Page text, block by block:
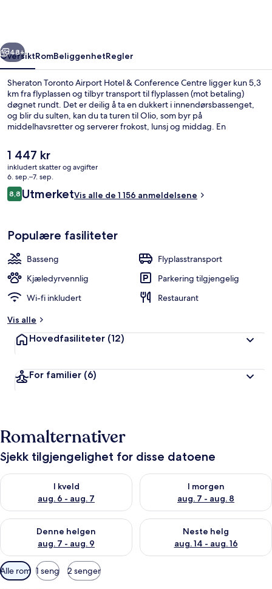
Centre
Neste
48+
OversiktRomBeliggenhetRegler
Sheraton Toronto Airport Hotel & Conference Centre ligger kun 5,3
km fra flyplassen og tilbyr transport til flyplassen (mot betaling)
døgnet rundt. Det er deilig å ta en dukkert i innendørsbassenget,
og blir du sulten, kan du ta turen til Olio, som byr på
middelhavsretter og serverer frokost, lunsj og middag. En
noen andre høydepunkter å se frem til her. Den vennlige
betjeningen og nærheten til flyplassen får mye skryt fra andre
reisende.
Den
nåværende
prisen
er
1 447 kr
1 447 kr
inkludert skatter og avgifter
6. sep.–7. sep.
Anmeldelser
8,88,8 av 10 –
UtmerketVis alle de 1 156 anmeldelsene
Populære fasiliteter
Basseng
Flyplasstransport
Kjæledyrvennlig
Parkering tilgjengelig
Wi-fi inkludert
Restaurant
Vis alle
Hovedfasiliteter (12)
For familier (6)
Romalternativer
Sjekk tilgjengelighet for disse datoene
I kveld
aug. 6 - aug. 7
Sjekk tilgjengelighet for i kveld, aug. 6 - aug. 7
I morgen
aug. 7 - aug. 8
Sjekk tilgjengelighet for i
Denne helgen
aug. 7 - aug. 9
Sjekk tilgjengelighet for denne helgen, aug. 7 - aug. 9
Neste helg
aug. 14 - aug. 16
Sjekk tilgjengelighet for neste
Tilgjengelige
filtre
Alle rom 1 seng 2 senger